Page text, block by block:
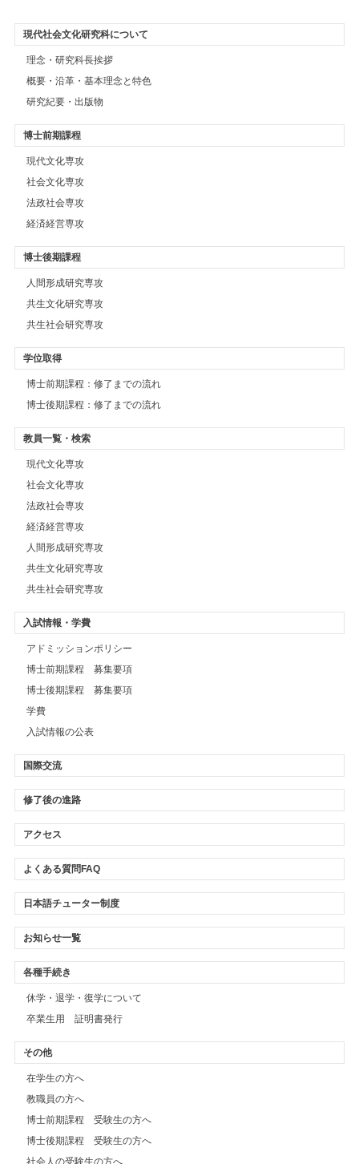
現代社会文化研究科について
理念・研究科長挨拶
概要・沿革・基本理念と特色
研究紀要・出版物
博士前期課程
現代文化専攻
社会文化専攻
法政社会専攻
経済経営専攻
博士後期課程
人間形成研究専攻
共生文化研究専攻
共生社会研究専攻
学位取得
博士前期課程：修了までの流れ
博士後期課程：修了までの流れ
教員一覧・検索
現代文化専攻
社会文化専攻
法政社会専攻
経済経営専攻
人間形成研究専攻
共生文化研究専攻
共生社会研究専攻
入試情報・学費
アドミッションポリシー
博士前期課程 募集要項
博士後期課程 募集要項
学費
入試情報の公表
国際交流
修了後の進路
アクセス
よくある質問FAQ
日本語チューター制度
お知らせ一覧
各種手続き
休学・退学・復学について
卒業生用 証明書発行
その他
在学生の方へ
教職員の方へ
博士前期課程 受験生の方へ
博士後期課程 受験生の方へ
社会人の受験生の方へ